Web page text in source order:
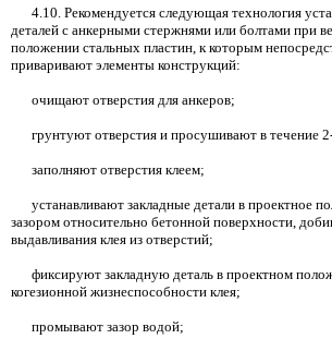
4.10. Рекомендуется следующая технология
деталей с анкерными стержнями или болтами при
положении стальных пластин, к которым
приваривают элементы конструкций:
очищают отверстия для анкеров;
грунтуют отверстия и просушивают в течение
заполняют отверстия клеем;
устанавливают закладные детали в проектное
зазором относительно бетонной поверхности,
выдавливания клея из отверстий;
фиксируют закладную деталь в проектном
когезионной жизнеспособности клея;
промывают зазор водой;